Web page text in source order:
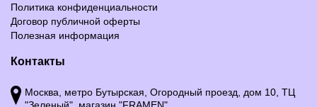
Политика конфиденциальности
Договор публичной оферты
Полезная информация
Контакты
Москва, метро Бутырская, Огородный проезд, дом 10, ТЦ